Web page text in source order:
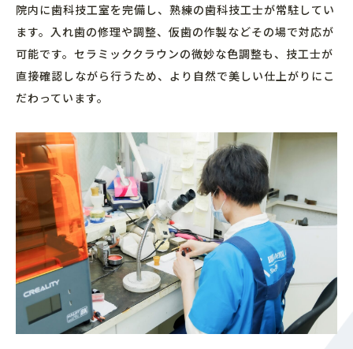
院内に歯科技工室を完備し、熟練の歯科技工士が常駐してい
ます。入れ歯の修理や調整、仮歯の作製などその場で対応が
可能です。セラミッククラウンの微妙な色調整も、技工士が
直接確認しながら行うため、より自然で美しい仕上がりにこ
だわっています。